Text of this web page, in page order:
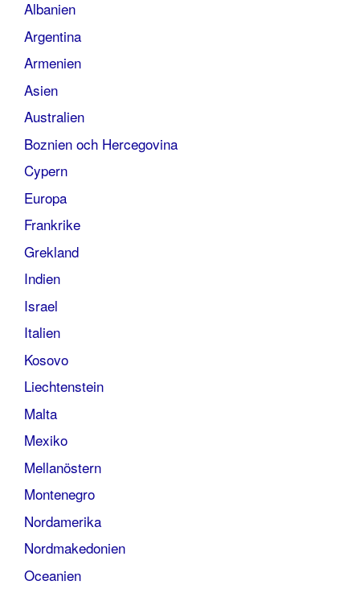
Albanien
Argentina
Armenien
Asien
Australien
Boznien och Hercegovina
Cypern
Europa
Frankrike
Grekland
Indien
Israel
Italien
Kosovo
Liechtenstein
Malta
Mexiko
Mellanöstern
Montenegro
Nordamerika
Nordmakedonien
Oceanien